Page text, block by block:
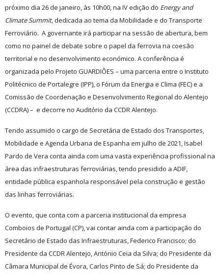
próximo dia 26 de janeiro, às 10h00, na IV edição do Energy and
Climate Summit,dedicada ao tema da Mobilidade e do Transporte
Ferroviário. A governante irá participar na sessão de abertura, bem
como no painel de debate sobre o papel da ferrovia na coesão
territorial e no desenvolvimento económico. A conferência é
organizada pelo Projeto GUARDIÕES – uma parceria entre o Instituto
Politécnico de Portalegre (IPP), o Fórum da Energia e Clima (FEC) e a
Comissão de Coordenação e Desenvolvimento Regional do Alentejo
(CCDRA) – e decorre no Auditório da CCDR Alentejo.
Tendo assumido o cargo de Secretária de Estado dos Transportes,
Mobilidade e Agenda Urbana de Espanha em julho de 2021, Isabel
Pardo de Vera conta ainda com uma vasta experiência profissional na
área das infraestruturas ferroviárias, tendo presidido a ADIF,
entidade pública espanhola responsável pela construção e gestão
das linhas ferroviárias.
O evento, que conta com a parceria institucional da empresa
Comboios de Portugal (CP), vai contar ainda com a participação do
Secretário de Estado das Infraestruturas, Federico Francisco; do
Presidente da CCDR Alentejo, António Ceia da Silva; do Presidente da
Câmara Municipal de Évora, Carlos Pinto de Sá; do Presidente da